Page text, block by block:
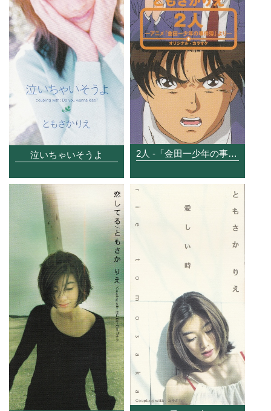
泣いちゃいそうよ 2人 -「金田一少年の事件簿より」-